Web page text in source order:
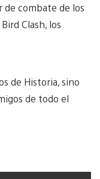
combate de los
Clash, los
de Historia, sino
de todo el